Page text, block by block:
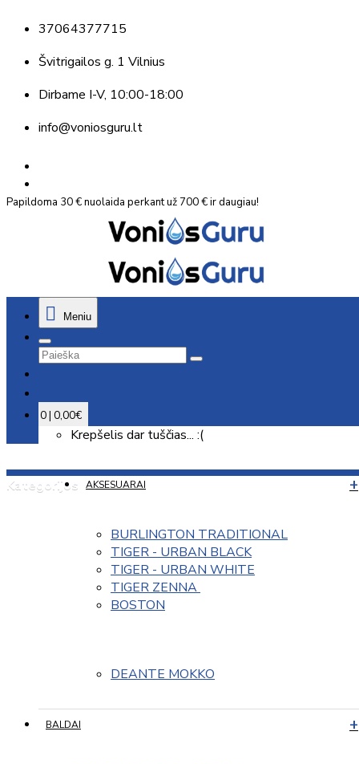
37064377715
Švitrigailos g. 1 Vilnius
Dirbame I-V, 10:00-18:00
info@voniosguru.lt
Papildoma 30 € nuolaida perkant už 700 € ir daugiau!
Meniu
0 | 0,00€
Krepšelis dar tuščias... :(
Kategorijos AKSESUARAI
BURLINGTON TRADITIONAL
TIGER - URBAN BLACK
TIGER - URBAN WHITE
TIGER ZENNA
BOSTON
DEANTE MOKKO
BALDAI